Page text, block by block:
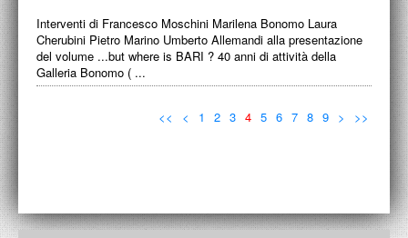
Interventi di Francesco Moschini Marilena Bonomo Laura
Cherubini Pietro Marino Umberto Allemandi alla presentazione
del volume ...but where is BARI ? 40 anni di attività della
Galleria Bonomo ( ...
<< < 1 2 3 4 5 6 7 8 9 > >>